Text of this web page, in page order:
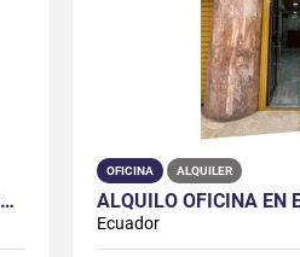
ALQUILER OFICINA - UBICADA EN KENNEDY POINT, NORTE DE GUAYAQUIL
OFICINA ALQUILER
Ecuador